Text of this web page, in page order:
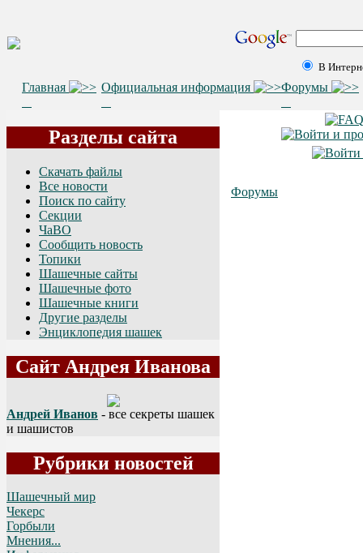
В
Главная Официальная информация Форумы
Разделы сайта
Скачать файлы
Все новости
Поиск по сайту
Секции
ЧаВО
Сообщить новость
Топики
Шашечные сайты
Шашечные фото
Шашечные книги
Другие разделы
Энциклопедия шашек
Сайт Андрея Иванова
Андрей Иванов - все секреты шашек
и шашистов
Рубрики новостей
Шашечный мир
Чекерс
Горбыли
Мнения...
Форумы